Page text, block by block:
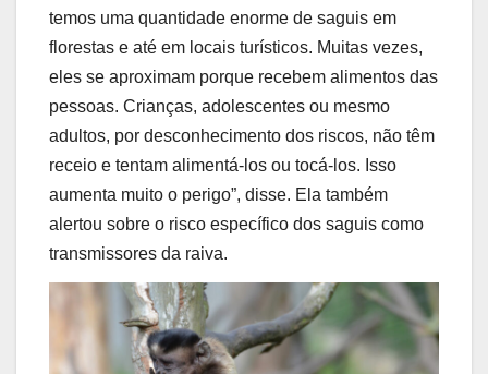
temos uma quantidade enorme de saguis em
florestas e até em locais turísticos. Muitas vezes,
eles se aproximam porque recebem alimentos das
pessoas. Crianças, adolescentes ou mesmo
adultos, por desconhecimento dos riscos, não têm
receio e tentam alimentá-los ou tocá-los. Isso
aumenta muito o perigo”, disse. Ela também
alertou sobre o risco específico dos saguis como
transmissores da raiva.